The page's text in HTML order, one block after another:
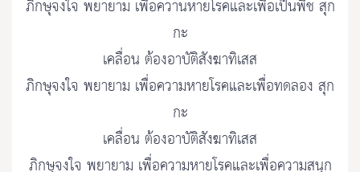
ภิกษุจงใจ พยายาม เพื่อควานหายโรคและเพื่อเป็นพืช สุก
กะ
เคลื่อน ต้องอาบัติสังฆาทิเสส
ภิกษุจงใจ พยายาม เพื่อความหายโรคและเพื่อทดลอง สุก
กะ
เคลื่อน ต้องอาบัติสังฆาทิเสส
ภิกษุจงใจ พยายาม เพื่อความหายโรคและเพื่อความสนุก